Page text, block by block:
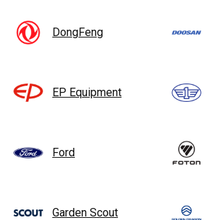
DongFeng
EP Equipment
Ford
Garden Scout